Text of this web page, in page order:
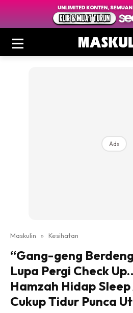
Ads
Maskulin » Kesihatan
“Gang-geng
Lupa Pergi Check
Hamzah Hidap
Cukup Tidur Punca